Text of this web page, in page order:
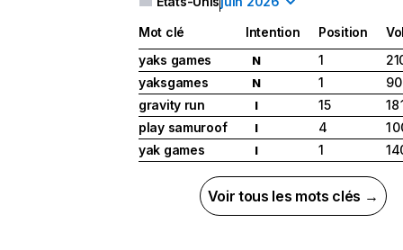
Mot clé Intention Position
yaks games
N 1
yaksgames
N 1
90
gravity run
I 15
18
play samuroof
I 4
1
yak games
I 1
Voir tous les mots clés →